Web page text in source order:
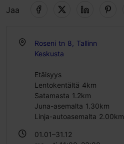
Jaa
Roseni tn 8, Tallinn
Keskusta
Etäisyys
Lentokentältä 4km
Satamasta 1.2km
Juna-asemalta 1.30km
Linja-autoasemalta 2.00km
01.01–31.12